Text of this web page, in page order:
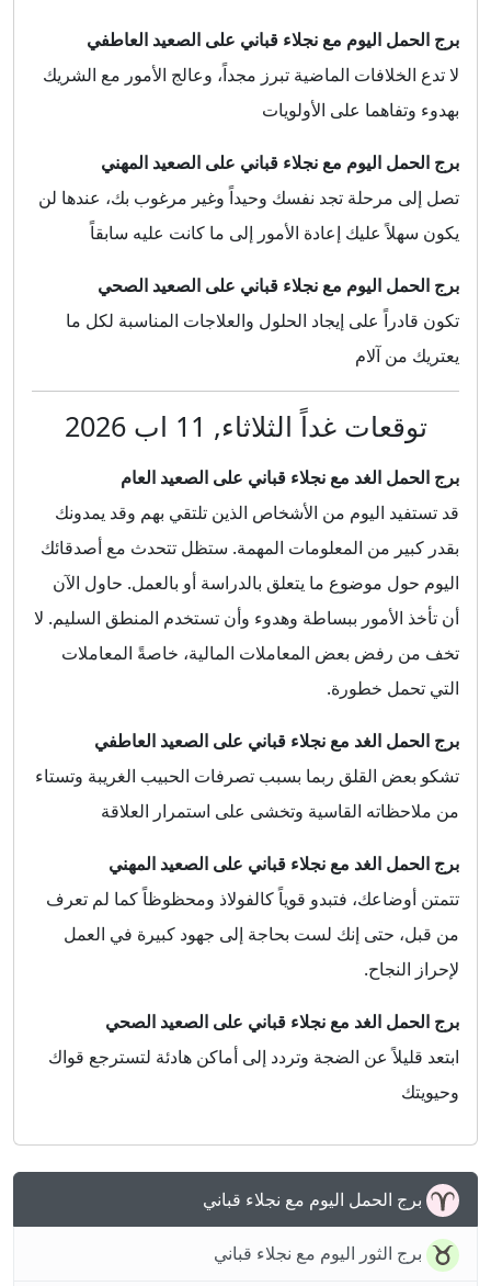
برج الحمل اليوم مع نجلاء قباني على الصعيد العاطفي
لا تدع الخلافات الماضية تبرز مجداً، وعالج الأمور مع الشريك
بهدوء وتفاهما على الأولويات
برج الحمل اليوم مع نجلاء قباني على الصعيد المهني
تصل إلى مرحلة تجد نفسك وحيداً وغير مرغوب بك، عندها لن
يكون سهلاً عليك إعادة الأمور إلى ما كانت عليه سابقاً
برج الحمل اليوم مع نجلاء قباني على الصعيد الصحي
تكون قادراً على إيجاد الحلول والعلاجات المناسبة لكل ما
يعتريك من آلام
توقعات غداً الثلاثاء, 11 اب 2026
برج الحمل الغد مع نجلاء قباني على الصعيد العام
قد تستفيد اليوم من الأشخاص الذين تلتقي بهم وقد يمدونك
بقدر كبير من المعلومات المهمة. ستظل تتحدث مع أصدقائك
اليوم حول موضوع ما يتعلق بالدراسة أو بالعمل. حاول الآن
أن تأخذ الأمور ببساطة وهدوء وأن تستخدم المنطق السليم. لا
تخف من رفض بعض المعاملات المالية، خاصةً المعاملات
التي تحمل خطورة.
برج الحمل الغد مع نجلاء قباني على الصعيد العاطفي
تشكو بعض القلق ربما بسبب تصرفات الحبيب الغريبة وتستاء
من ملاحظاته القاسية وتخشى على استمرار العلاقة
برج الحمل الغد مع نجلاء قباني على الصعيد المهني
تتمتن أوضاعك، فتبدو قوياً كالفولاذ ومحظوظاً كما لم تعرف
من قبل، حتى إنك لست بحاجة إلى جهود كبيرة في العمل
لإحراز النجاح.
برج الحمل الغد مع نجلاء قباني على الصعيد الصحي
ابتعد قليلاً عن الضجة وتردد إلى أماكن هادئة لتسترجع قواك
وحيويتك
برج الحمل اليوم مع نجلاء قباني
برج الثور اليوم مع نجلاء قباني